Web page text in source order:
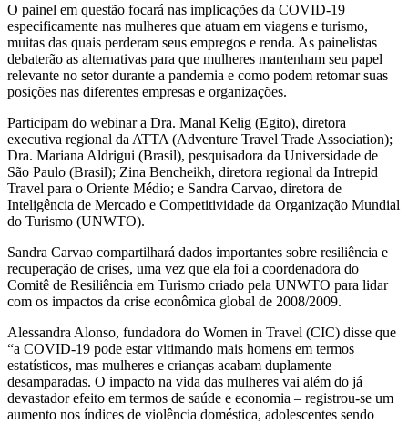
O painel em questão focará nas implicações da COVID-19
especificamente nas mulheres que atuam em viagens e turismo,
muitas das quais perderam seus empregos e renda. As painelistas
debaterão as alternativas para que mulheres mantenham seu papel
relevante no setor durante a pandemia e como podem retomar suas
posições nas diferentes empresas e organizações.
Participam do webinar a Dra. Manal Kelig (Egito), diretora
executiva regional da ATTA (Adventure Travel Trade Association);
Dra. Mariana Aldrigui (Brasil), pesquisadora da Universidade de
São Paulo (Brasil); Zina Bencheikh, diretora regional da Intrepid
Travel para o Oriente Médio; e Sandra Carvao, diretora de
Inteligência de Mercado e Competitividade da Organização Mundial
do Turismo (UNWTO).
Sandra Carvao compartilhará dados importantes sobre resiliência e
recuperação de crises, uma vez que ela foi a coordenadora do
Comitê de Resiliência em Turismo criado pela UNWTO para lidar
com os impactos da crise econômica global de 2008/2009.
Alessandra Alonso, fundadora do Women in Travel (CIC) disse que
“a COVID-19 pode estar vitimando mais homens em termos
estatísticos, mas mulheres e crianças acabam duplamente
desamparadas. O impacto na vida das mulheres vai além do já
devastador efeito em termos de saúde e economia – registrou-se um
aumento nos índices de violência doméstica, adolescentes sendo